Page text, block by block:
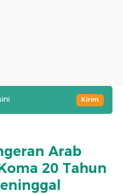
Kirim
Arab
20 Tahun